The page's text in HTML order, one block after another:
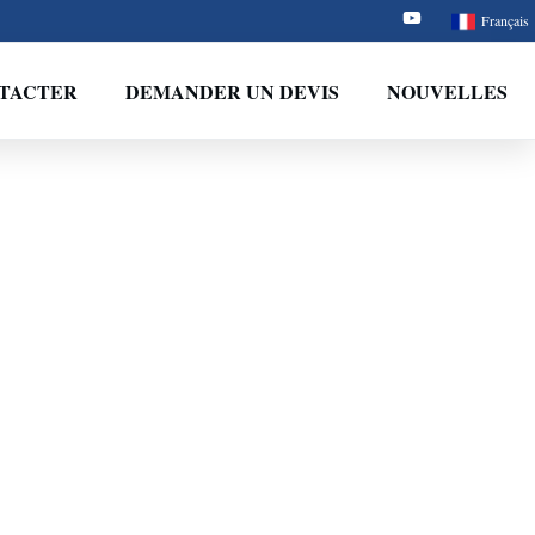
Français
DEMANDER UN DEVIS NOUVELLES